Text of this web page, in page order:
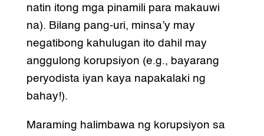
natin itong mga pinamili para makauwi
na). Bilang pang-uri, minsa’y may
negatibong kahulugan ito dahil may
anggulong korupsiyon (e.g., bayarang
peryodista iyan kaya napakalaki ng
bahay!).
Maraming halimbawa ng korupsiyon sa